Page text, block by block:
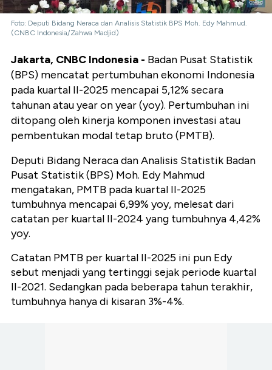
Foto: Deputi Bidang Neraca dan Analisis Statistik BPS Moh. Edy Mahmud.
(CNBC Indonesia/Zahwa Madjid)
Jakarta, CNBC Indonesia - Badan Pusat Statistik
(BPS) mencatat pertumbuhan ekonomi Indonesia
pada kuartal II-2025 mencapai 5,12% secara
tahunan atau year on year (yoy). Pertumbuhan ini
ditopang oleh kinerja komponen investasi atau
pembentukan modal tetap bruto (PMTB).
Deputi Bidang Neraca dan Analisis Statistik Badan
Pusat Statistik (BPS) Moh. Edy Mahmud
mengatakan, PMTB pada kuartal II-2025
tumbuhnya mencapai 6,99% yoy, melesat dari
catatan per kuartal II-2024 yang tumbuhnya 4,42%
yoy.
Catatan PMTB per kuartal II-2025 ini pun Edy
sebut menjadi yang tertinggi sejak periode kuartal
II-2021. Sedangkan pada beberapa tahun terakhir,
tumbuhnya hanya di kisaran 3%-4%.